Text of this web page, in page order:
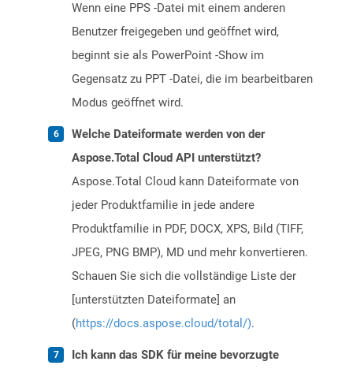
Wenn eine PPS -Datei mit einem anderen
Benutzer freigegeben und geöffnet wird,
beginnt sie als PowerPoint -Show im
Gegensatz zu PPT -Datei, die im bearbeitbaren
Modus geöffnet wird.
Welche Dateiformate werden von der
Aspose.Total Cloud API unterstützt?
Aspose.Total Cloud kann Dateiformate von
jeder Produktfamilie in jede andere
Produktfamilie in PDF, DOCX, XPS, Bild (TIFF,
JPEG, PNG BMP), MD und mehr konvertieren.
Schauen Sie sich die vollständige Liste der
[unterstützten Dateiformate] an
(https://docs.aspose.cloud/total/).
Ich kann das SDK für meine bevorzugte